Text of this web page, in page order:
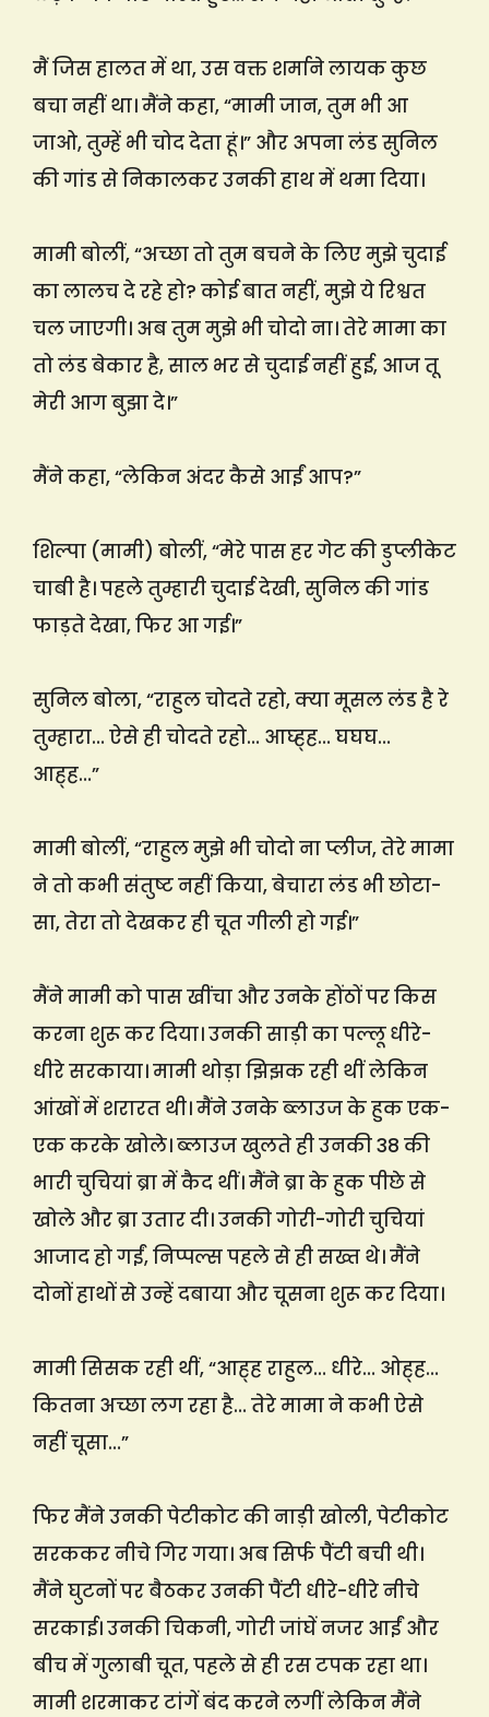
मैं जिस हालत में था, उस वक्त शर्माने लायक कुछ
बचा नहीं था। मैंने कहा, “मामी जान, तुम भी आ
जाओ, तुम्हें भी चोद देता हूं।” और अपना लंड सुनिल
की गांड से निकालकर उनकी हाथ में थमा दिया।
मामी बोलीं, “अच्छा तो तुम बचने के लिए मुझे चुदाई
का लालच दे रहे हो? कोई बात नहीं, मुझे ये रिश्वत
चल जाएगी। अब तुम मुझे भी चोदो ना। तेरे मामा का
तो लंड बेकार है, साल भर से चुदाई नहीं हुई, आज तू
मेरी आग बुझा दे।”
मैंने कहा, “लेकिन अंदर कैसे आईं आप?”
शिल्पा (मामी) बोलीं, “मेरे पास हर गेट की डुप्लीकेट
चाबी है। पहले तुम्हारी चुदाई देखी, सुनिल की गांड
फाड़ते देखा, फिर आ गई।”
सुनिल बोला, “राहुल चोदते रहो, क्या मूसल लंड है रे
तुम्हारा… ऐसे ही चोदते रहो… आघ्ह्ह… घघघ…
आह्ह…”
मामी बोलीं, “राहुल मुझे भी चोदो ना प्लीज, तेरे मामा
ने तो कभी संतुष्ट नहीं किया, बेचारा लंड भी छोटा-
सा, तेरा तो देखकर ही चूत गीली हो गई।”
मैंने मामी को पास खींचा और उनके होंठों पर किस
करना शुरू कर दिया। उनकी साड़ी का पल्लू धीरे-
धीरे सरकाया। मामी थोड़ा झिझक रही थीं लेकिन
आंखों में शरारत थी। मैंने उनके ब्लाउज के हुक एक-
एक करके खोले। ब्लाउज खुलते ही उनकी 38 की
भारी चुचियां ब्रा में कैद थीं। मैंने ब्रा के हुक पीछे से
खोले और ब्रा उतार दी। उनकी गोरी-गोरी चुचियां
आजाद हो गईं, निप्पल्स पहले से ही सख्त थे। मैंने
दोनों हाथों से उन्हें दबाया और चूसना शुरू कर दिया।
मामी सिसक रही थीं, “आह्ह राहुल… धीरे… ओह्ह…
कितना अच्छा लग रहा है… तेरे मामा ने कभी ऐसे
नहीं चूसा…”
फिर मैंने उनकी पेटीकोट की नाड़ी खोली, पेटीकोट
सरककर नीचे गिर गया। अब सिर्फ पैंटी बची थी।
मैंने घुटनों पर बैठकर उनकी पैंटी धीरे-धीरे नीचे
सरकाई। उनकी चिकनी, गोरी जांघें नजर आईं और
बीच में गुलाबी चूत, पहले से ही रस टपक रहा था।
मामी शरमाकर टांगें बंद करने लगीं लेकिन मैंने